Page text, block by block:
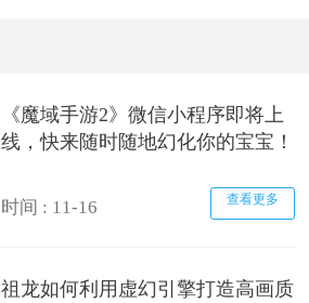
《魔域手游2》微信小程序即将上
线，快来随时随地幻化你的宝宝！
时间 : 11-16 查看更多
祖龙如何利用虚幻引擎打造高画质